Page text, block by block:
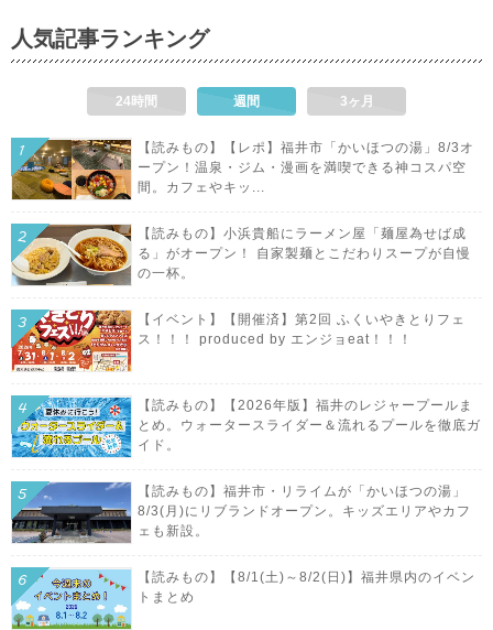
人気記事ランキング
24時間 週間 3ヶ月
【読みもの】【レポ】福井市「かいほつの湯」8/3オ
ープン！温泉・ジム・漫画を満喫できる神コスパ空
間。カフェやキッ...
【読みもの】小浜貴船にラーメン屋「麺屋為せば成
る」がオープン！ 自家製麺とこだわりスープが自慢
の一杯。
【イベント】【開催済】第2回 ふくいやきとりフェ
ス！！！ produced by エンジョeat！！！
【読みもの】【2026年版】福井のレジャープールま
とめ。ウォータースライダー＆流れるプールを徹底ガ
イド。
【読みもの】福井市・リライムが「かいほつの湯」
8/3(月)にリブランドオープン。キッズエリアやカフ
ェも新設。
【読みもの】【8/1(土)～8/2(日)】福井県内のイベン
トまとめ